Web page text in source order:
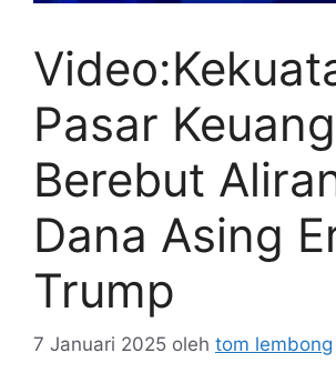
Pasar
Berebut
Dana Asing
Trump
7 Januari 2025 oleh tom lembong